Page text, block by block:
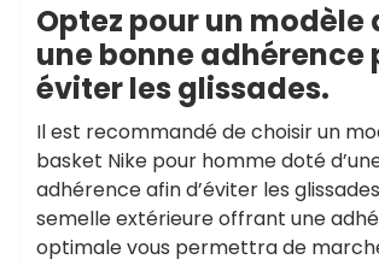
Optez pour un modèle
une bonne adhérence
éviter les glissades.
Il est recommandé de choisir un
basket Nike pour homme doté
adhérence afin d’éviter les
semelle extérieure offrant une
optimale vous permettra de